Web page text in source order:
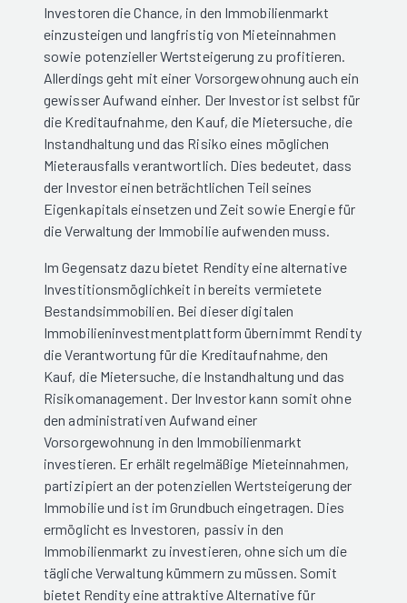
Investoren die Chance, in den Immobilienmarkt
einzusteigen und langfristig von Mieteinnahmen
sowie potenzieller Wertsteigerung zu profitieren.
Allerdings geht mit einer Vorsorgewohnung auch ein
gewisser Aufwand einher. Der Investor ist selbst für
die Kreditaufnahme, den Kauf, die Mietersuche, die
Instandhaltung und das Risiko eines möglichen
Mieterausfalls verantwortlich. Dies bedeutet, dass
der Investor einen beträchtlichen Teil seines
Eigenkapitals einsetzen und Zeit sowie Energie für
die Verwaltung der Immobilie aufwenden muss.
Im Gegensatz dazu bietet Rendity eine alternative
Investitionsmöglichkeit in bereits vermietete
Bestandsimmobilien. Bei dieser digitalen
Immobilieninvestmentplattform übernimmt Rendity
die Verantwortung für die Kreditaufnahme, den
Kauf, die Mietersuche, die Instandhaltung und das
Risikomanagement. Der Investor kann somit ohne
den administrativen Aufwand einer
Vorsorgewohnung in den Immobilienmarkt
investieren. Er erhält regelmäßige Mieteinnahmen,
partizipiert an der potenziellen Wertsteigerung der
Immobilie und ist im Grundbuch eingetragen. Dies
ermöglicht es Investoren, passiv in den
Immobilienmarkt zu investieren, ohne sich um die
tägliche Verwaltung kümmern zu müssen. Somit
bietet Rendity eine attraktive Alternative für